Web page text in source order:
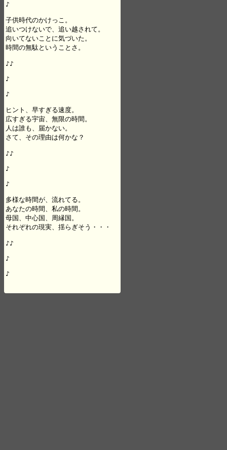
♪
子供時代のかけっこ。
追いつけないで、追い越されて。
向いてないことに気づいた。
時間の無駄ということさ。
♪♪
♪
♪
ヒント、早すぎる速度。
広すぎる宇宙、無限の時間。
人は誰も、届かない。
さて、その理由は何かな？
♪♪
♪
♪
多様な時間が、流れてる。
あなたの時間、私の時間。
母国、中心国、周縁国。
それぞれの現実、揺らぎそう・・・
♪♪
♪
♪